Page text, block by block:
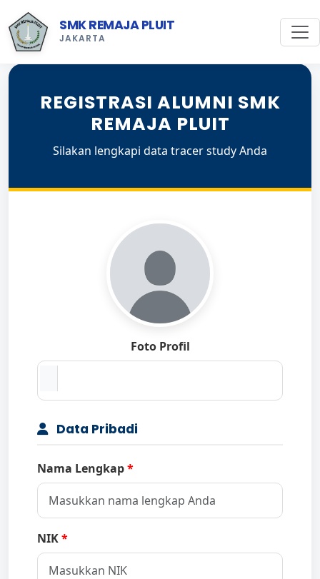
SMK REMAJA PLUIT
JAKARTA
REGISTRASI ALUMNI SMK
REMAJA PLUIT
Silakan lengkapi data tracer study Anda
Foto Profil
Data Pribadi
Nama Lengkap
NIK